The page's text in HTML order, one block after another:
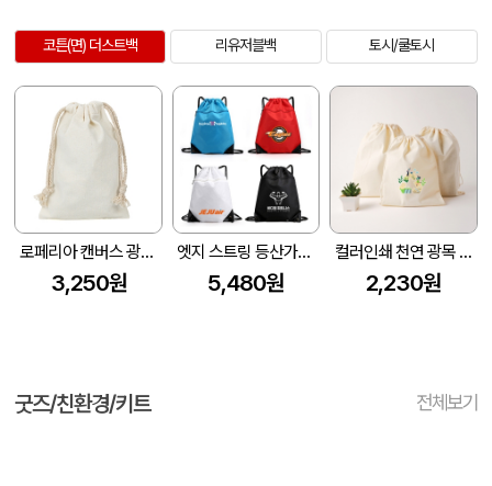
코튼(면) 더스트백 리유저블백 토시/쿨토시
로페리아 캔버스 광목 복주머니(소)
3,250원
엣지 스트링 등산가방 짐색
5,480원
컬러인쇄 천연 광목 더스트백 4종 1P
2,230원
굿즈/친환경/키트 전체보기